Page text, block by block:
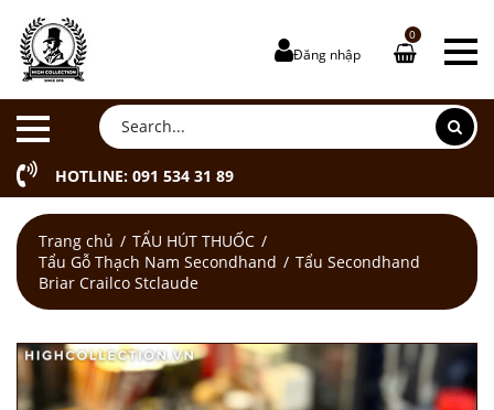
Đăng nhập
0
HOTLINE: 091 534 31 89
Trang chủ
TẨU HÚT THUỐC
Tẩu Gỗ Thạch Nam Secondhand
Tẩu Secondhand
Briar Crailco Stclaude